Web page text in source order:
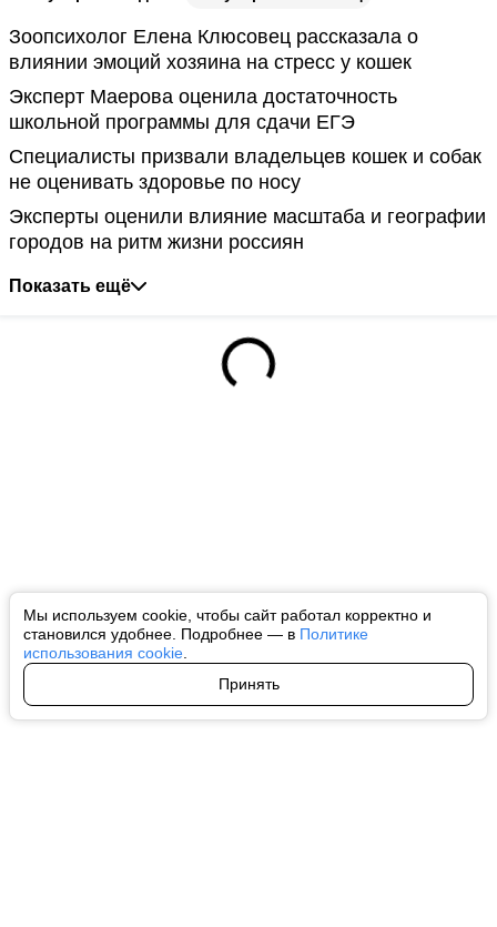
Мы используем cookie, чтобы сайт работал корректно и
становился удобнее. Подробнее — в Политике
использования cookie
Принять
Зоопсихолог Елена Клюсовец рассказала о
влиянии эмоций хозяина на стресс у кошек
Эксперт Маерова оценила достаточность
школьной программы для сдачи ЕГЭ
Специалисты призвали владельцев кошек и собак
не оценивать здоровье по носу
Эксперты оценили влияние масштаба и географии
городов на ритм жизни россиян
Показать ещё